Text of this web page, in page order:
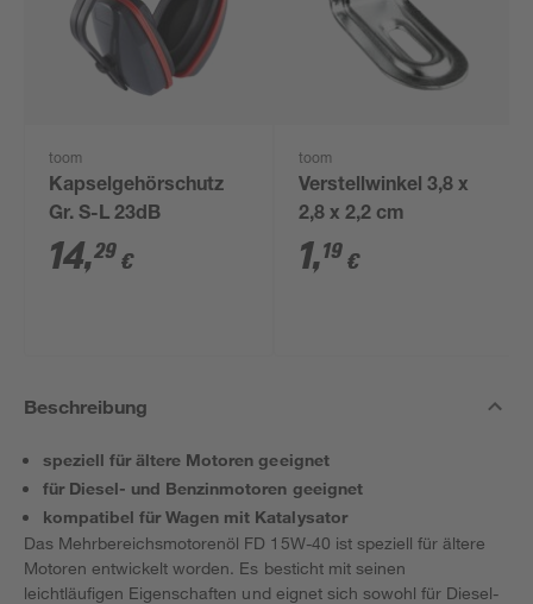
toom
Kapselgehörschutz
Gr. S-L 23dB
14,29 €
toom
Verstellwinkel 3,8 x
2,8 x 2,2 cm
1,19 €
Beschreibung
speziell für ältere Motoren geeignet
für Diesel- und Benzinmotoren geeignet
kompatibel für Wagen mit Katalysator
Das Mehrbereichsmotorenöl FD 15W-40 ist speziell für ältere
Motoren entwickelt worden. Es besticht mit seinen
leichtläufigen Eigenschaften und eignet sich sowohl für Diesel-